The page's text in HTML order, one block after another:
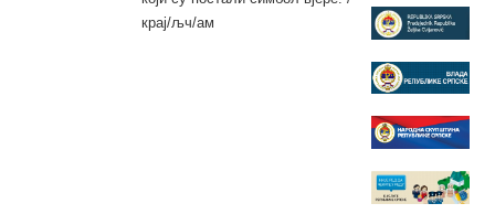
крај/љч/ам